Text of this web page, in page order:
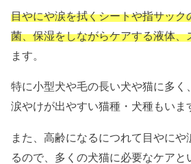
目やにや涙を拭くシートや指サック
菌、保湿をしながらケアする液体、
ます。
特に小型犬や毛の長い犬や猫に多く
涙やけが出やすい猫種・犬種もいま
また、高齢になるにつれて目やにや
るので、多くの犬猫に必要なケアと